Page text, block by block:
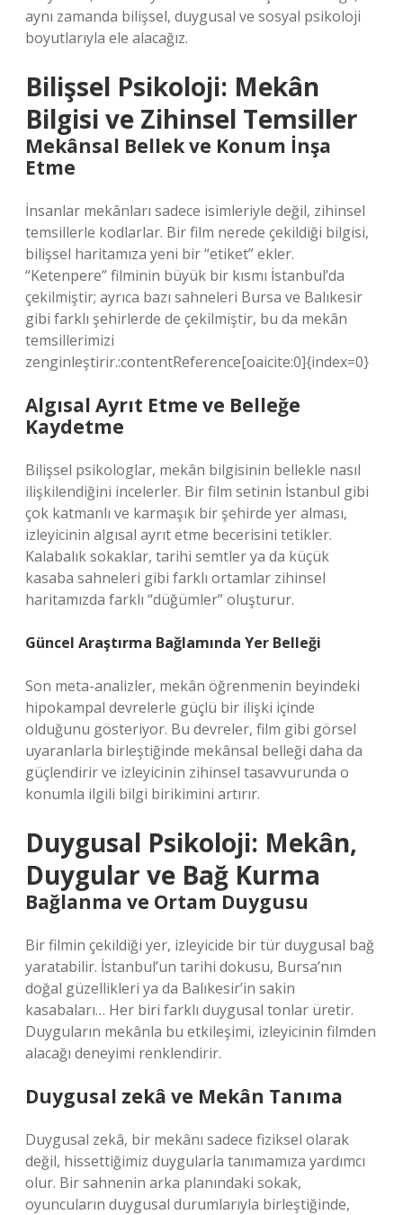
aynı zamanda bilişsel, duygusal ve sosyal psikoloji
boyutlarıyla ele alacağız.
Bilişsel Psikoloji: Mekân
Bilgisi ve Zihinsel Temsiller
Mekânsal Bellek ve Konum İnşa
Etme
İnsanlar mekânları sadece isimleriyle değil, zihinsel
temsillerle kodlarlar. Bir film nerede çekildiği bilgisi,
bilişsel haritamıza yeni bir “etiket” ekler.
“Ketenpere” filminin büyük bir kısmı İstanbul’da
çekilmiştir; ayrıca bazı sahneleri Bursa ve Balıkesir
gibi farklı şehirlerde de çekilmiştir, bu da mekân
temsillerimizi
zenginleştirir.:contentReference[oaicite:0]{index=0}
Algısal Ayrıt Etme ve Belleğe
Kaydetme
Bilişsel psikologlar, mekân bilgisinin bellekle nasıl
ilişkilendiğini incelerler. Bir film setinin İstanbul gibi
çok katmanlı ve karmaşık bir şehirde yer alması,
izleyicinin algısal ayrıt etme becerisini tetikler.
Kalabalık sokaklar, tarihi semtler ya da küçük
kasaba sahneleri gibi farklı ortamlar zihinsel
haritamızda farklı “düğümler” oluşturur.
Güncel Araştırma Bağlamında Yer Belleği
Son meta-analizler, mekân öğrenmenin beyindeki
hipokampal devrelerle güçlü bir ilişki içinde
olduğunu gösteriyor. Bu devreler, film gibi görsel
uyaranlarla birleştiğinde mekânsal belleği daha da
güçlendirir ve izleyicinin zihinsel tasavvurunda o
konumla ilgili bilgi birikimini artırır.
Duygusal Psikoloji: Mekân,
Duygular ve Bağ Kurma
Bağlanma ve Ortam Duygusu
Bir filmin çekildiği yer, izleyicide bir tür duygusal bağ
yaratabilir. İstanbul’un tarihi dokusu, Bursa’nın
doğal güzellikleri ya da Balıkesir’in sakin
kasabaları… Her biri farklı duygusal tonlar üretir.
Duyguların mekânla bu etkileşimi, izleyicinin filmden
alacağı deneyimi renklendirir.
Duygusal zekâ ve Mekân Tanıma
Duygusal zekâ, bir mekânı sadece fiziksel olarak
değil, hissettiğimiz duygularla tanımamıza yardımcı
olur. Bir sahnenin arka planındaki sokak,
oyuncuların duygusal durumlarıyla birleştiğinde,